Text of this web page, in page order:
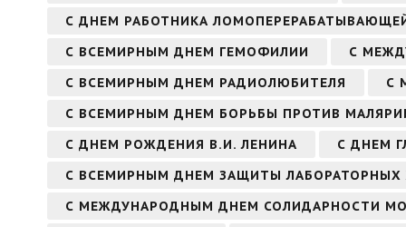
С ДНЕМ РАБОТНИКА
С ВСЕМИРНЫМ ДНЕМ ГЕМОФИЛИИ
С
С ВСЕМИРНЫМ ДНЕМ РАДИОЛЮБИТЕЛЯ
С
С ВСЕМИРНЫМ ДНЕМ БОРЬБЫ ПРОТИВ
С ДНЕМ РОЖДЕНИЯ В.И. ЛЕНИНА
С ДНЕМ
С ВСЕМИРНЫМ ДНЕМ ЗАЩИТЫ
С МЕЖДУНАРОДНЫМ ДНЕМ СОЛИДАРНОСТИ